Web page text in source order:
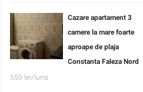
Cazare apartament 3
camere la mare foarte
aproape de plaja
Constanta Faleza Nord
550 lei/luna